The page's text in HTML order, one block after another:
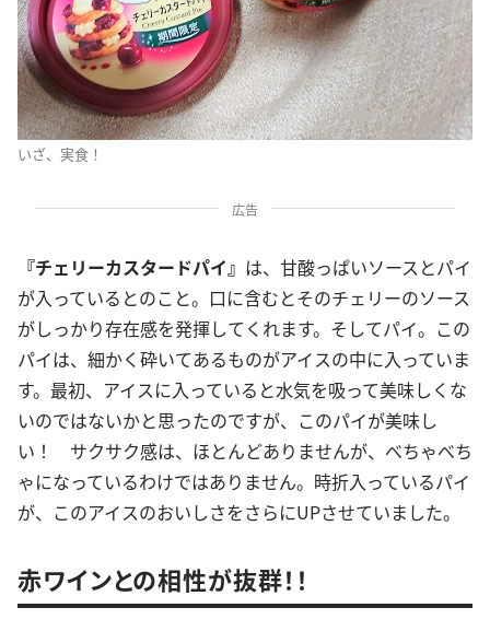
いざ、実食！
広告
『チェリーカスタードパイ』 は、甘酸っぱいソースとパイ
が入っているとのこと。口に含むとそのチェリーのソース
がしっかり存在感を発揮してくれます。そしてパイ。この
パイは、細かく砕いてあるものがアイスの中に入っていま
す。最初、アイスに入っていると水気を吸って美味しくな
いのではないかと思ったのですが、このパイが美味し
い！ サクサク感は、ほとんどありませんが、べちゃべち
ゃになっているわけではありません。時折入っているパイ
が、このアイスのおいしさをさらにUPさせていました。
赤ワインとの相性が抜群！！